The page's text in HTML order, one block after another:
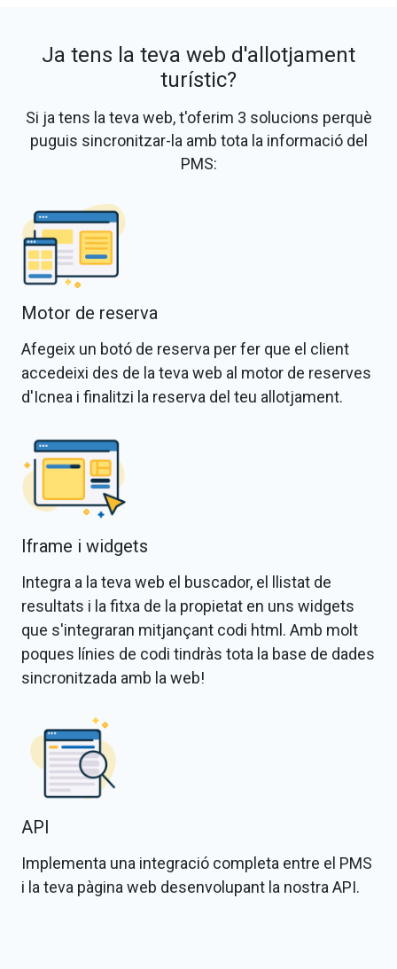
Ja tens la teva web d'allotjament
turístic?
Si ja tens la teva web, t'oferim 3 solucions perquè
puguis sincronitzar-la amb tota la informació del
PMS:
Motor de reserva
Afegeix un botó de reserva per fer que el client
accedeixi des de la teva web al motor de reserves
d'Icnea i finalitzi la reserva del teu allotjament.
Iframe i widgets
Integra a la teva web el buscador, el llistat de
resultats i la fitxa de la propietat en uns widgets
que s'integraran mitjançant codi html. Amb molt
poques línies de codi tindràs tota la base de dades
sincronitzada amb la web!
API
Implementa una integració completa entre el PMS
i la teva pàgina web desenvolupant la nostra API.